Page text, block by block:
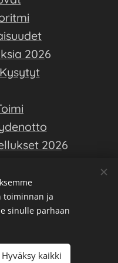
kärsii lähes aina,
käyttämistä.
2026
2026
saloihin - Luo hyvä
rakkaus!
--
ja oikeellisuus aina
toiminnan ja
sinulle parhaan
Hyväksy kaikki